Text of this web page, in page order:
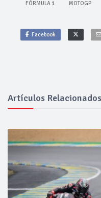
FÓRMULA 1 MOTOGP
Facebook
Artículos Relacionados